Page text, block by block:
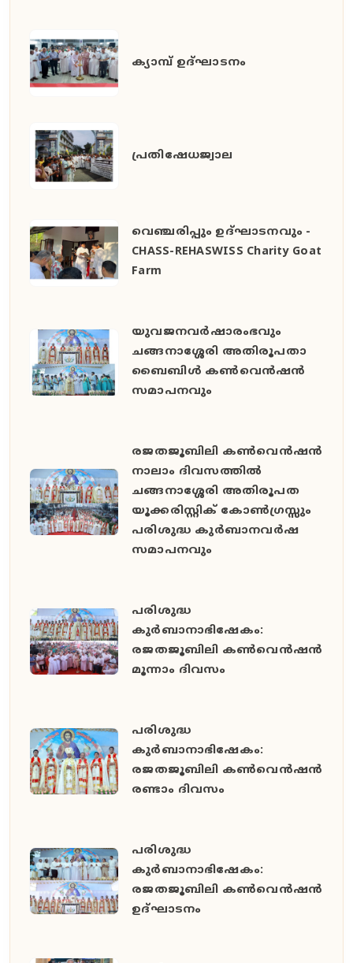
ക്യാമ്പ് ഉദ്ഘാടനം
പ്രതിഷേധജ്വാല
വെഞ്ചരിപ്പും ഉദ്ഘാടനവും -
CHASS-REHASWISS Charity Goat
Farm
യുവജനവർഷാരംഭവും
ചങ്ങനാശ്ശേരി അതിരൂപതാ
ബൈബിൾ കൺവെൻഷൻ
സമാപനവും
രജതജൂബിലി കൺവെൻഷൻ
നാലാം ദിവസത്തിൽ
ചങ്ങനാശ്ശേരി അതിരൂപത
യൂക്കരിസ്റ്റിക് കോൺഗ്രസ്സും
പരിശുദ്ധ കുർബാനവർഷ
സമാപനവും
പരിശുദ്ധ
കുർബാനാഭിഷേകം:
രജതജൂബിലി കൺവെൻഷൻ
മൂന്നാം ദിവസം
പരിശുദ്ധ
കുർബാനാഭിഷേകം:
രജതജൂബിലി കൺവെൻഷൻ
രണ്ടാം ദിവസം
പരിശുദ്ധ
കുർബാനാഭിഷേകം:
രജതജൂബിലി കൺവെൻഷൻ
ഉദ്ഘാടനം